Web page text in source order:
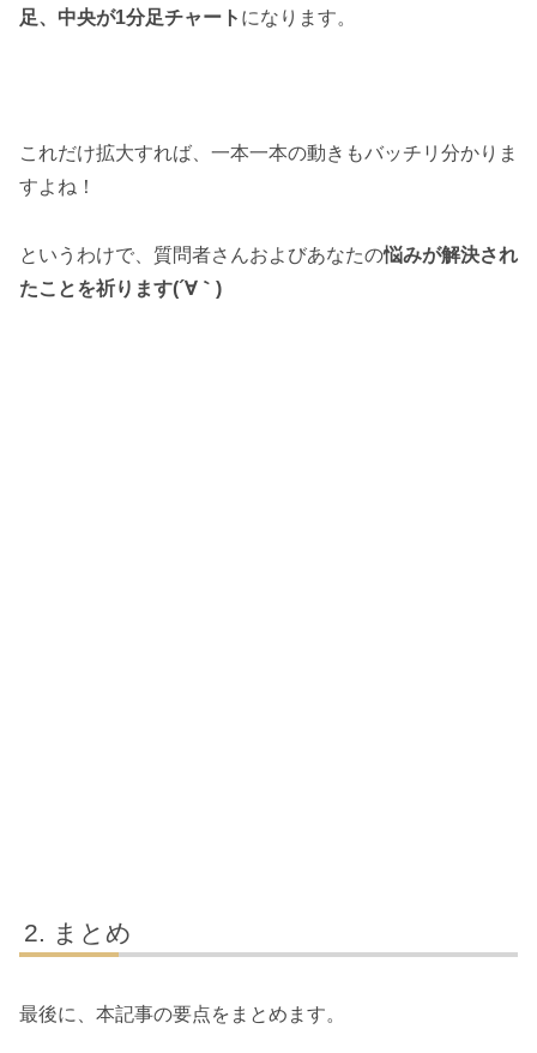
足、中央が1分足チャート になります。
これだけ拡大すれば、一本一本の動きもバッチリ分かりま
すよね！
というわけで、質問者さんおよびあなたの悩みが解決され
たことを祈ります(´∀｀)
まとめ
最後に、本記事の要点をまとめます。